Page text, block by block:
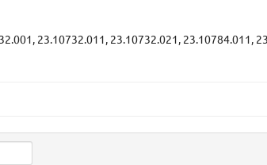
23.10732.011, 23.10732.021, 23.10784.011,